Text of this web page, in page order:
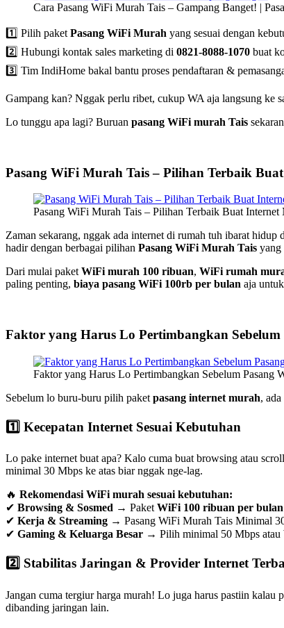
Cara Pasang WiFi Murah Tais – Gampang Banget! |
1️⃣ Pilih paket Pasang WiFi Murah yang sesuai dengan
2️⃣ Hubungi kontak sales marketing di 0821-8088-1070 buat
3️⃣ Tim IndiHome bakal bantu proses pendaftaran &
Gampang kan? Nggak perlu ribet, cukup WA aja langsung ke
Lo tunggu apa lagi? Buruan pasang WiFi murah Tais
Pasang WiFi Murah Tais – Pilihan Terbaik
Pasang WiFi Murah Tais – Pilihan Terbaik Buat
Zaman sekarang, nggak ada internet di rumah tuh ibarat hidup
hadir dengan berbagai pilihan Pasang WiFi Murah Tais yang
Dari mulai paketWiFi murah 100 ribuan, WiFi rumah
paling penting, biaya pasang WiFi 100rb per bulan aja
Faktor yang Harus Lo Pertimbangkan
Faktor yang Harus Lo Pertimbangkan Sebelum Pasang
Sebelum lo buru-buru pilih paket pasang internet murah,
1️⃣ Kecepatan Internet Sesuai Kebutuhan
Lo pake internet buat apa? Kalo cuma buat browsing atau
minimal 30 Mbps ke atas biar nggak nge-lag.
🔥 Rekomendasi WiFi murah sesuai kebutuhan:
✔ Browsing & Sosmed → Paket WiFi 100 ribuan per bulan
✔ Kerja & Streaming → Pasang WiFi Murah Tais Minimal
✔ Gaming & Keluarga Besar → Pilih minimal 50 Mbps atau
2️⃣ Stabilitas Jaringan & Provider Internet
Jangan cuma tergiur harga murah! Lo juga harus pastiin
dibanding jaringan lain.